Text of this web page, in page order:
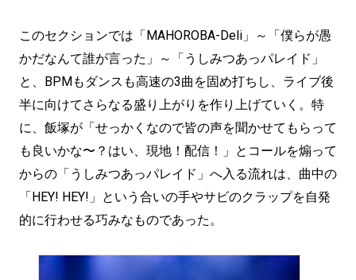
このセクションでは「MAHOROBA-Deli」～「僕らが愚
かだなんて誰が言った」～「うしみつあっパレイド」
と、BPMもダンスも高速の3曲を固め打ちし、ライブ後
半に向けてさらなる盛り上がりを作り上げていく。特
に、飯塚が「せっかくなので皆の声を聞かせてもらって
も良いかな〜？はい、現地！配信！」とコールを煽って
からの「うしみつあっパレイド」へ入る流れは、曲中の
「HEY! HEY!」という合いの手やサビのクラップを自発
的に行わせる巧みなものであった。